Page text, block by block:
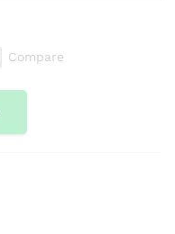
Compare